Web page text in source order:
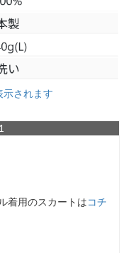
示されます
着用のスカートはコチ